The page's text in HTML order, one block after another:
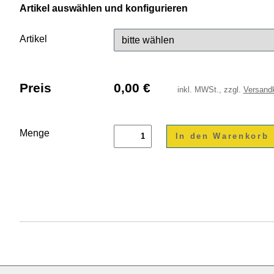
Artikel auswählen und konfigurieren
Artikel
Preis 0,00 € inkl. MWSt., zzgl.
Menge